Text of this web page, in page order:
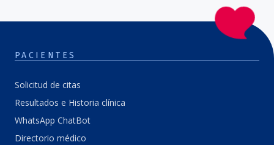
PACIENTES
Solicitud de citas
Resultados e Historia clínica
WhatsApp ChatBot
Directorio médico